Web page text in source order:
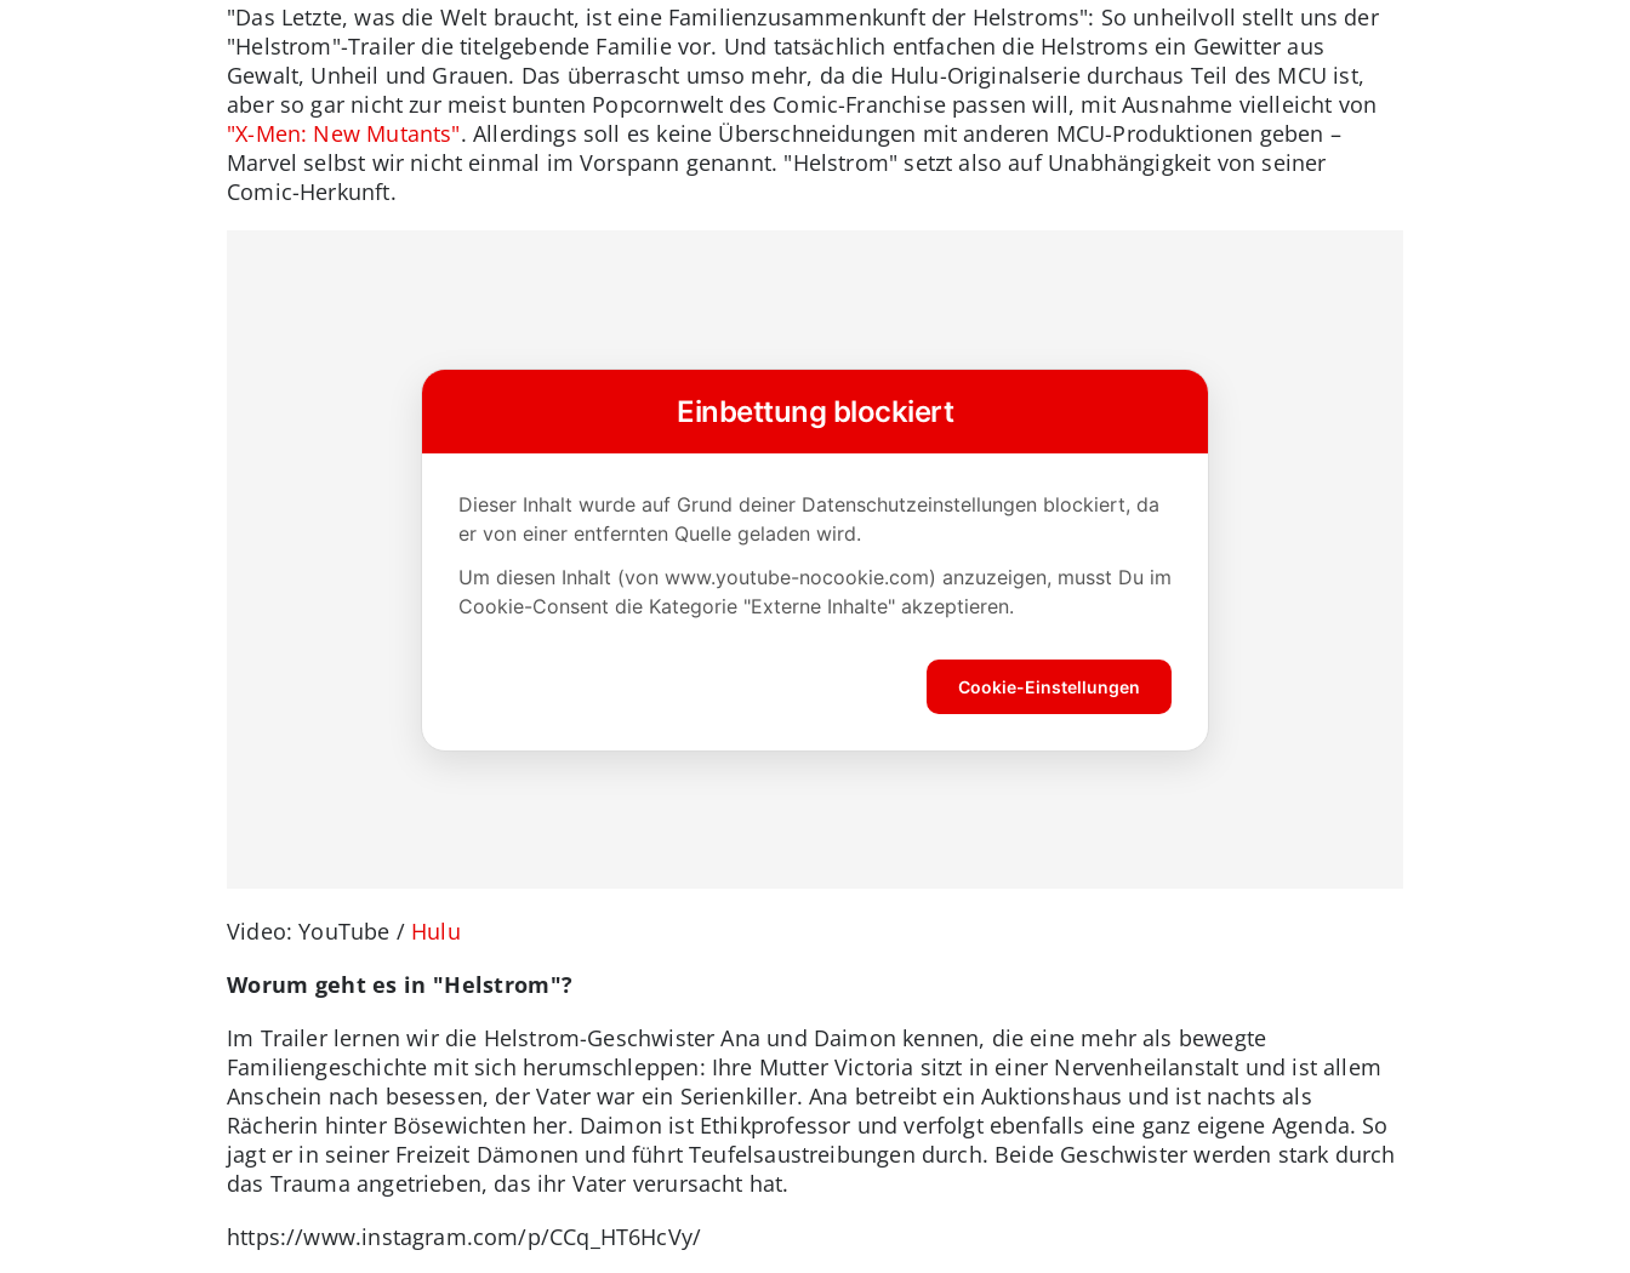
"Das Letzte, was die Welt braucht, ist eine Familienzusammenkunft der Helstroms": So unheilvoll stellt uns der
"Helstrom"-Trailer die titelgebende Familie vor. Und tatsächlich entfachen die Helstroms ein Gewitter aus
Gewalt, Unheil und Grauen. Das überrascht umso mehr, da die Hulu-Originalserie durchaus Teil des MCU ist,
aber so gar nicht zur meist bunten Popcornwelt des Comic-Franchise passen will, mit Ausnahme vielleicht von
"X-Men: New Mutants". Allerdings soll es keine Überschneidungen mit anderen MCU-Produktionen geben –
Marvel selbst wir nicht einmal im Vorspann genannt. "Helstrom" setzt also auf Unabhängigkeit von seiner
Comic-Herkunft.
Video: YouTube / Hulu
Worum geht es in "Helstrom"?
Im Trailer lernen wir die Helstrom-Geschwister Ana und Daimon kennen, die eine mehr als bewegte
Familiengeschichte mit sich herumschleppen: Ihre Mutter Victoria sitzt in einer Nervenheilanstalt und ist allem
Anschein nach besessen, der Vater war ein Serienkiller. Ana betreibt ein Auktionshaus und ist nachts als
Rächerin hinter Bösewichten her. Daimon ist Ethikprofessor und verfolgt ebenfalls eine ganz eigene Agenda. So
jagt er in seiner Freizeit Dämonen und führt Teufelsaustreibungen durch. Beide Geschwister werden stark durch
das Trauma angetrieben, das ihr Vater verursacht hat.
https://www.instagram.com/p/CCq_HT6HcVy/